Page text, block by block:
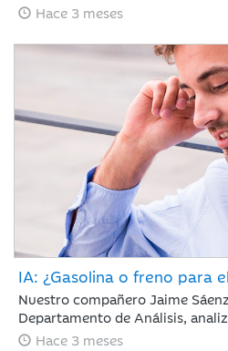
65 días con el estrecho de
bloqueo, recuperando en abril
perdido en marzo.
Hace 3 meses
IA: ¿Gasolina o freno para
Nuestro compañero Jaime
Departamento de Análisis,
geopolítica en la que, pese a la
Hace 3 meses